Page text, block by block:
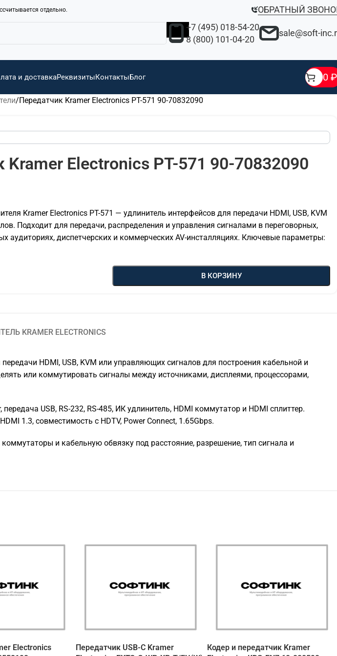
отдельно.
ОБРАТНЫЙ
+7 (495) 018-54-20
8 (800) 101-04-20
sale@soft-
и доставкаРеквизитыКонтактыБлог 0 ₽
Передатчик Kramer Electronics PT-571 90-70832090
Kramer Electronics PT-571 90-70832090
Kramer Electronics PT-571 — удлинитель интерфейсов для передачи HDMI, USB, KVM
Подходит для передачи, распределения и управления сигналами в переговорных,
аудиториях, диспетчерских и коммерческих AV-инсталляциях. Ключевые параметры:
В КОРЗИНУ
KRAMER ELECTRONICS
HDMI, USB, KVM или управляющих сигналов для построения кабельной и
или коммутировать сигналы между источниками, дисплеями, процессорами,
USB, RS-232, RS-485, ИК удлинитель, HDMI коммутатор и HDMI сплиттер.
1.3, совместимость с HDTV, Power Connect, 1.65Gbps.
и кабельную обвязку под расстояние, разрешение, тип сигнала и
Electronics
Передатчик USB-C Kramer
Кодер и передатчик Kramer